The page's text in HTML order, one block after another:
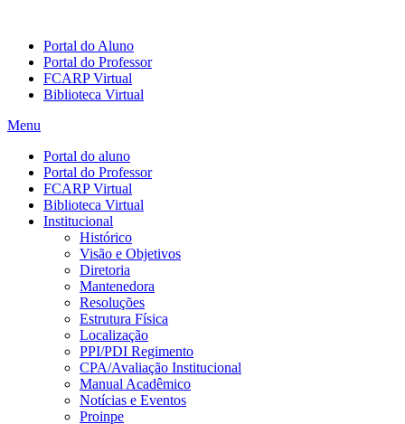
Portal do Aluno
Portal do Professor
FCARP Virtual
Biblioteca Virtual
Menu
Portal do aluno
Portal do Professor
FCARP Virtual
Biblioteca Virtual
Institucional
Histórico
Visão e Objetivos
Diretoria
Mantenedora
Resoluções
Estrutura Física
Localização
PPI/PDI Regimento
CPA/Avaliação Institucional
Manual Acadêmico
Notícias e Eventos
Proinpe